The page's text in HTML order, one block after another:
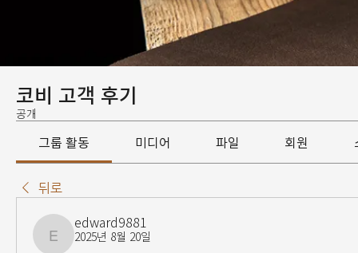
코비 고객 후기
공개
그룹 활동 미디어 파일 회원
뒤로
edward9881
edward9881
2025년 8월 20일